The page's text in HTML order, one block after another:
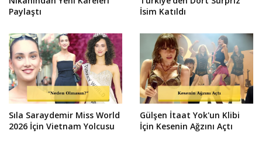
Paylaştı
İsim Katıldı
Sıla Saraydemir Miss World
2026 İçin Vietnam Yolcusu
Gülşen İtaat Yok'un Klibi
İçin Kesenin Ağzını Açtı